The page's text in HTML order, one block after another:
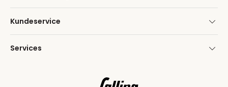
Kundeservice
Services